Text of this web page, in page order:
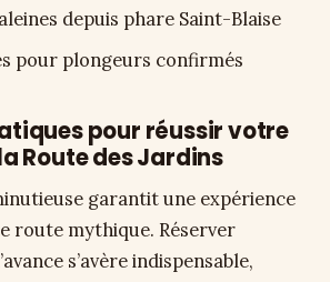
depuis phare Saint-Blaise
pour plongeurs confirmés
pour réussir votre
Route des Jardins
garantit une expérience
route mythique. Réserver
s’avère indispensable,